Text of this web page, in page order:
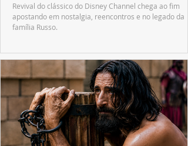
Revival do clássico do Disney Channel chega ao fim
apostando em nostalgia, reencontros e no legado da
família Russo.